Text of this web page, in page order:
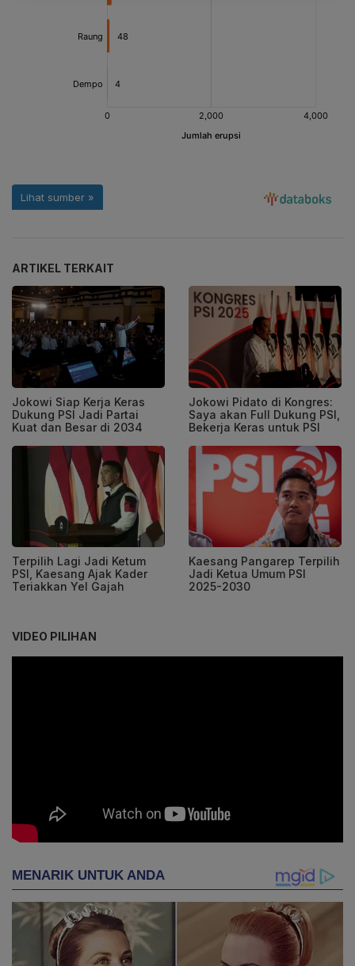
ARTIKEL TERKAIT
Jokowi Siap Kerja Keras
Dukung PSI Jadi Partai
Kuat dan Besar di 2034
Jokowi Pidato di Kongres:
Saya akan Full Dukung PSI,
Bekerja Keras untuk PSI
Terpilih Lagi Jadi Ketum
PSI, Kaesang Ajak Kader
Teriakkan Yel Gajah
Kaesang Pangarep Terpilih
Jadi Ketua Umum PSI
2025-2030
VIDEO PILIHAN